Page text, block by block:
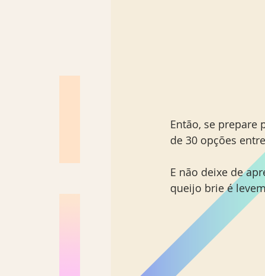
Então, se prepare
de 30 opções
E não deixe de
queijo brie é